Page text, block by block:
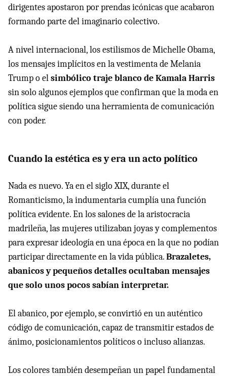
dirigentes apostaron por prendas icónicas que acabaron
formando parte del imaginario colectivo.
A nivel internacional, los estilismos de Michelle Obama,
los mensajes implícitos en la vestimenta de Melania
Trump o elsimbólico traje blanco de Kamala Harris
sin solo algunos ejemplos que confirman que la moda en
política sigue siendo una herramienta de comunicación
con poder.
Cuando la estética es y era un acto político
Nada es nuevo. Ya en el siglo XIX, durante el
Romanticismo, la indumentaria cumplía una función
política evidente. En los salones de la aristocracia
madrileña, las mujeres utilizaban joyas y complementos
para expresar ideología en una época en la que no podían
participar directamente en la vida pública.Brazaletes,
abanicos y pequeños detalles ocultaban mensajes
que solo unos pocos sabían interpretar.
El abanico, por ejemplo, se convirtió en un auténtico
código de comunicación, capaz de transmitir estados de
ánimo, posicionamientos políticos o incluso alianzas.
Los colores también desempeñan un papel fundamental